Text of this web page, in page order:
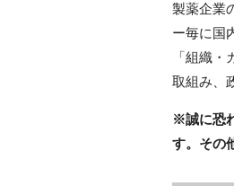
製薬企業
ー毎に国
「組織
取組み、
※誠に恐
す。その